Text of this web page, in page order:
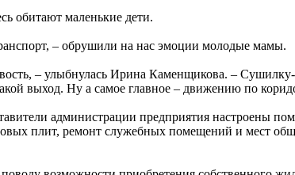
обитают маленькие дети.
– обрушили на нас эмоции молодые мамы.
– улыбнулась Ирина Каменщикова. –
выход. Ну а самое главное – движению по
администрации предприятия настроены
плит, ремонт служебных помещений и мест